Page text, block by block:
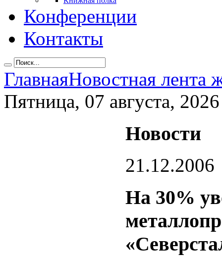
Конференции
Контакты
ГлавнаяНовостная лента
Пятница, 07 августа, 2026
Новости
21.12.2006
На 30%